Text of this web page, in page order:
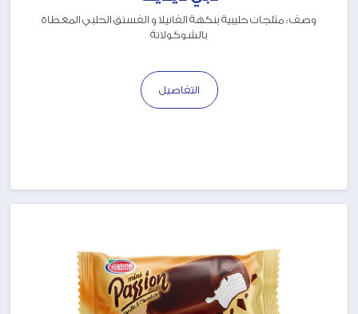
وصف : مثلجات حليبية بنكهة الفانيلا و الفستق الحلبي المغطاة
بالشوكولاتة
التفاصيل